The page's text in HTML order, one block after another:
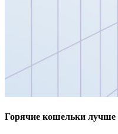
Горячие кошельки лучше